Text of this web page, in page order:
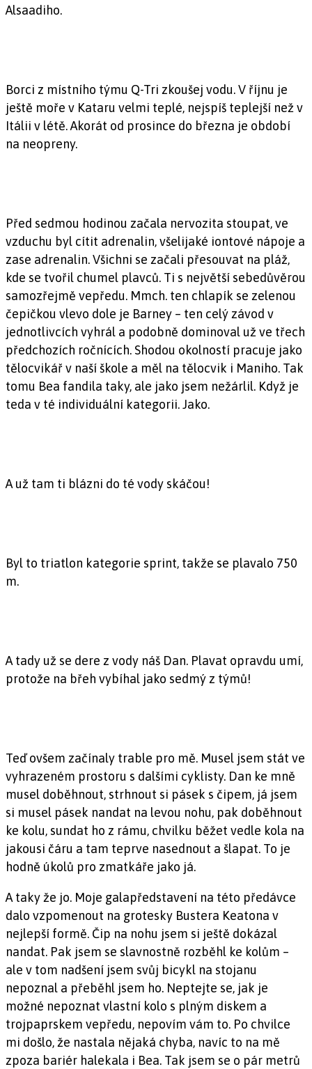
Alsaadiho.
Borci z místního týmu Q-Tri zkoušej vodu. V říjnu je
ještě moře v Kataru velmi teplé, nejspíš teplejší než v
Itálii v létě. Akorát od prosince do března je období
na neopreny.
Před sedmou hodinou začala nervozita stoupat, ve
vzduchu byl cítit adrenalin, všelijaké iontové nápoje a
zase adrenalin. Všichni se začali přesouvat na pláž,
kde se tvořil chumel plavců. Ti s největší sebedůvěrou
samozřejmě vepředu. Mmch. ten chlapík se zelenou
čepičkou vlevo dole je Barney – ten celý závod v
jednotlivcích vyhrál a podobně dominoval už ve třech
předchozích ročnících. Shodou okolností pracuje jako
tělocvikář v naší škole a měl na tělocvik i Maniho. Tak
tomu Bea fandila taky, ale jako jsem nežárlil. Když je
teda v té individuální kategorii. Jako.
A už tam ti blázni do té vody skáčou!
Byl to triatlon kategorie sprint, takže se plavalo 750
m.
A tady už se dere z vody náš Dan. Plavat opravdu umí,
protože na břeh vybíhal jako sedmý z týmů!
Teď ovšem začínaly trable pro mě. Musel jsem stát ve
vyhrazeném prostoru s dalšími cyklisty. Dan ke mně
musel doběhnout, strhnout si pásek s čipem, já jsem
si musel pásek nandat na levou nohu, pak doběhnout
ke kolu, sundat ho z rámu, chvilku běžet vedle kola na
jakousi čáru a tam teprve nasednout a šlapat. To je
hodně úkolů pro zmatkáře jako já.
A taky že jo. Moje galapředstavení na této předávce
dalo vzpomenout na grotesky Bustera Keatona v
nejlepší formě. Čip na nohu jsem si ještě dokázal
nandat. Pak jsem se slavnostně rozběhl ke kolům –
ale v tom nadšení jsem svůj bicykl na stojanu
nepoznal a přeběhl jsem ho. Neptejte se, jak je
možné nepoznat vlastní kolo s plným diskem a
trojpaprskem vepředu, nepovím vám to. Po chvilce
mi došlo, že nastala nějaká chyba, navíc to na mě
zpoza bariér halekala i Bea. Tak jsem se o pár metrů